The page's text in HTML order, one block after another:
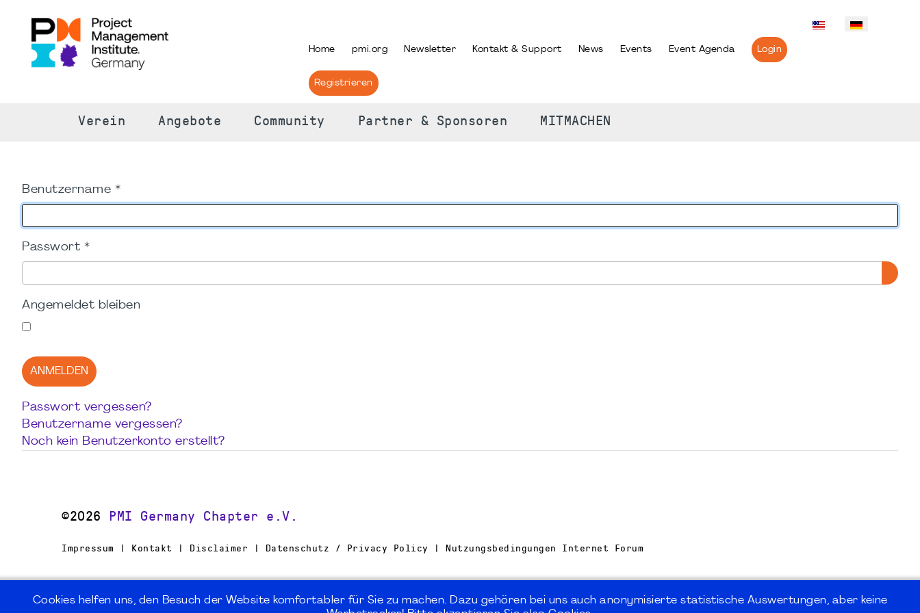
Home pmi.org Newsletter Kontakt & Support News Events Event Agenda Login
Registrieren
Verein Angebote Community Partner & Sponsoren MITMACHEN
Benutzername *
Passwort *
Angemeldet bleiben
ANMELDEN
Passwort vergessen?
Benutzername vergessen?
Noch kein Benutzerkonto erstellt?
©2026 PMI Germany Chapter e.V.
Impressum | Kontakt | Disclaimer | Datenschutz / Privacy Policy | Nutzungsbedingungen Internet Forum
Cookies helfen uns, den Besuch der Website komfortabler für Sie zu machen. Dazu gehören bei uns auch anonymisierte statistische Auswertungen, aber keine